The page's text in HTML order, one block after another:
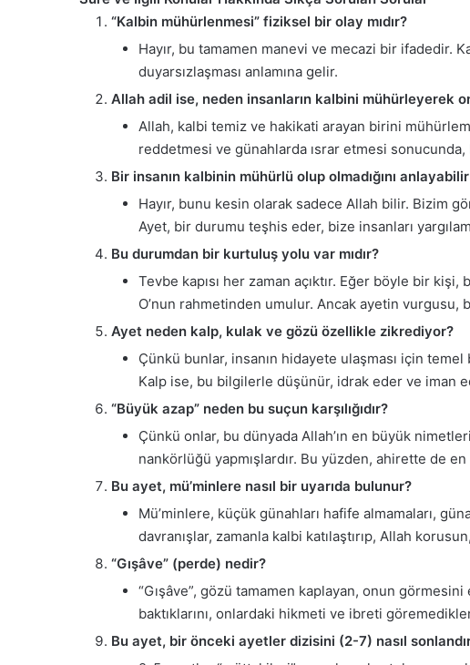
“Kalbin mühürlenmesi” fiziksel bir olay mıdır?
Hayır, bu tamamen manevi ve mecazi bir ifadedir.
duyarsızlaşması anlamına gelir.
Allah adil ise, neden insanların kalbini mühürleyerek
Allah, kalbi temiz ve hakikati arayan birini
reddetmesi ve günahlarda ısrar etmesi
Bir insanın kalbinin mühürlü olup olmadığını
Hayır, bunu kesin olarak sadece Allah bilir. Bizim
Ayet, bir durumu teşhis eder, bize insanları
Bu durumdan bir kurtuluş yolu var mıdır?
Tevbe kapısı her zaman açıktır. Eğer böyle bir kişi,
O’nun rahmetinden umulur. Ancak ayetin
Ayet neden kalp, kulak ve gözü özellikle zikrediyor?
Çünkü bunlar, insanın hidayete ulaşması için temel
Kalp ise, bu bilgilerle düşünür, idrak eder ve iman
“Büyük azap” neden bu suçun karşılığıdır?
Çünkü onlar, bu dünyada Allah’ın en büyük
nankörlüğü yapmışlardır. Bu yüzden, ahirette de
Bu ayet, mü’minlere nasıl bir uyarıda bulunur?
Mü’minlere, küçük günahları hafife almamaları,
davranışlar, zamanla kalbi katılaştırıp, Allah
“Gışâve” (perde) nedir?
“Gışâve”, gözü tamamen kaplayan, onun
baktıklarını, onlardaki hikmeti ve ibreti
Bu ayet, bir önceki ayetler dizisini (2-7) nasıl